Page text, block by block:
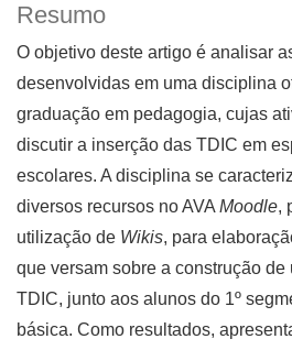
Resumo
O objetivo deste artigo é analisar
desenvolvidas em uma disciplina
graduação em pedagogia, cujas
discutir a inserção das TDIC em
escolares. A disciplina se
diversos recursos no AVA Moodle,
utilização de Wikis, para
que versam sobre a construção
TDIC, junto aos alunos do 1º
básica. Como resultados,